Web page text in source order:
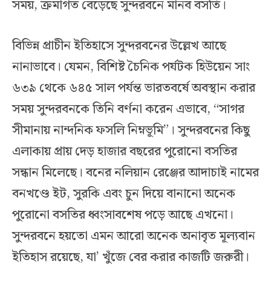
সময়, ক্রমাগত বেড়েছে সুন্দরবনে মানব বসতি।
বিভিন্ন প্রাচীন ইতিহাসে সুন্দরবনের উল্লেখ আছে
নানাভাবে। যেমন, বিশিষ্ট চৈনিক পর্যটক হিউয়েন সাং
৬৩৯ থেকে ৬৪৫ সাল পর্যন্ত ভারতবর্ষে অবস্থান করার
সময় সুন্দরবনকে তিনি বর্ণনা করেন এভাবে, “সাগর
সীমানায় নান্দনিক ফসলি নিম্নভূমি”। সুন্দরবনের কিছু
এলাকায় প্রায় দেড় হাজার বছরের পুরোনো বসতির
সন্ধান মিলেছে। বনের নলিয়ান রেঞ্জের আদাচাই নামের
বনখণ্ডে ইট, সুরকি এবং চুন দিয়ে বানানো অনেক
পুরোনো বসতির ধ্বংসাবশেষ পড়ে আছে এখনো।
সুন্দরবনে হয়তো এমন আরো অনেক অনাবৃত মূল্যবান
ইতিহাস রয়েছে, যা’ খুঁজে বের করার কাজটি জরুরী।